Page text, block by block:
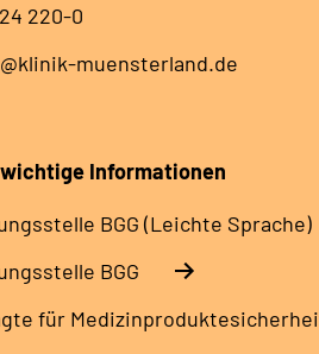
220-0
muensterland.de
Informationen
BGG (Leichte Sprache)
BGG
für